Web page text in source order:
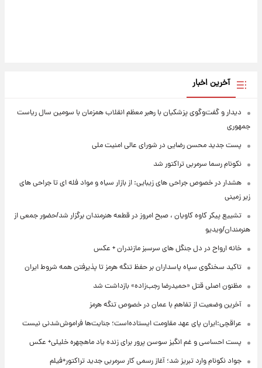
آخرین اخبار
دیدار و گفت‌وگوی پزشکیان با رهبر معظم انقلاب همزمان با سومین سال ریاست
جمهوری
پست جدید محسن رضایی در شورای عالی امنیت ملی
نکونام رسما سرمربی تراکتور شد
هشدار در خصوص جراحی های زیبایی: از بازار سیاه و مواد فله ای تا جراحی های
زیر زمینی
تشییع پیکر کاوه کاویان ، صبح امروز در قطعه هنرمندان برگزار شد/حضور جمعی از
هنرمندان/ویدیو
خانه ارواح در دل جنگل های سرسبز مازندران + عکس
تاکید سخنگوی سپاه پاسداران بر حفظ تنگه هرمز تا پذیرفتن همه شروط ایران
مظنون اصلی قتل «حمیدرضا رجب‌زاده» بازداشت شد
آخرین وضعیت از تفاهم با عمان در خصوص تنگه هرمز
عراقچی:ایران پای عهد مقاومت ایستاده‌است؛ جنایت‌ها فراموش‌شدنی نیست
پست احساسی و غم انگیز سوسن پرور برای زنده یاد ماهچهره خلیلی+ عکس
جواد نکونام وارد تبریز شد؛ آغاز رسمی کار سرمربی جدید تراکتور+فیلم